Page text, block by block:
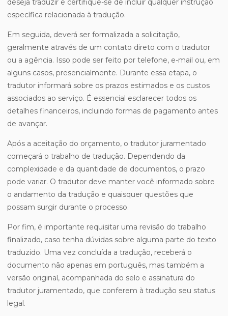
deseja traduzir e certifique-se de incluir qualquer instrução
específica relacionada à tradução.
Em seguida, deverá ser formalizada a solicitação,
geralmente através de um contato direto com o tradutor
ou a agência. Isso pode ser feito por telefone, e-mail ou, em
alguns casos, presencialmente. Durante essa etapa, o
tradutor informará sobre os prazos estimados e os custos
associados ao serviço. É essencial esclarecer todos os
detalhes financeiros, incluindo formas de pagamento antes
de avançar.
Após a aceitação do orçamento, o tradutor juramentado
começará o trabalho de tradução. Dependendo da
complexidade e da quantidade de documentos, o prazo
pode variar. O tradutor deve manter você informado sobre
o andamento da tradução e quaisquer questões que
possam surgir durante o processo.
Por fim, é importante requisitar uma revisão do trabalho
finalizado, caso tenha dúvidas sobre alguma parte do texto
traduzido. Uma vez concluída a tradução, receberá o
documento não apenas em português, mas também a
versão original, acompanhada do selo e assinatura do
tradutor juramentado, que conferem à tradução seu status
legal.